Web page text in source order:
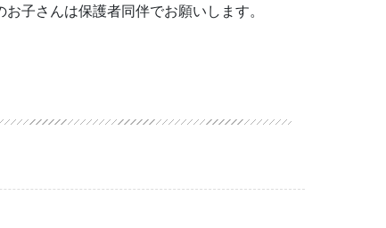
子さんは保護者同伴でお願いします。